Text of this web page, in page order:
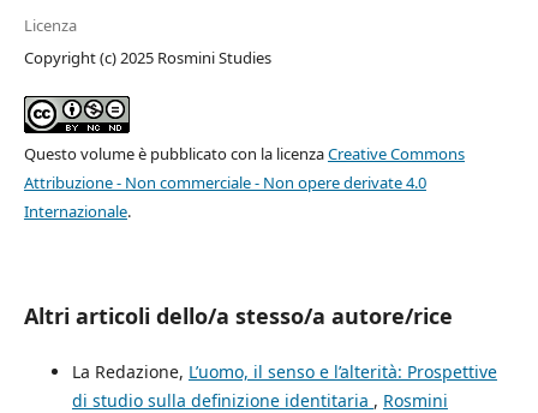
Licenza
Copyright (c) 2025 Rosmini Studies
Questo volume è pubblicato con la licenzaCreative Commons
Attribuzione - Non commerciale - Non opere derivate 4.0
Internazionale.
Altri articoli dello/a stesso/a autore/rice
La Redazione, L’uomo, il senso e l’alterità: Prospettive
di studio sulla definizione identitaria , Rosmini